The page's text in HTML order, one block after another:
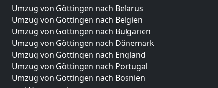
Umzug von Göttingen nach Belarus
Umzug von Göttingen nach Belgien
Umzug von Göttingen nach Bulgarien
Umzug von Göttingen nach Dänemark
Umzug von Göttingen nach England
Umzug von Göttingen nach Portugal
Umzug von Göttingen nach Bosnien